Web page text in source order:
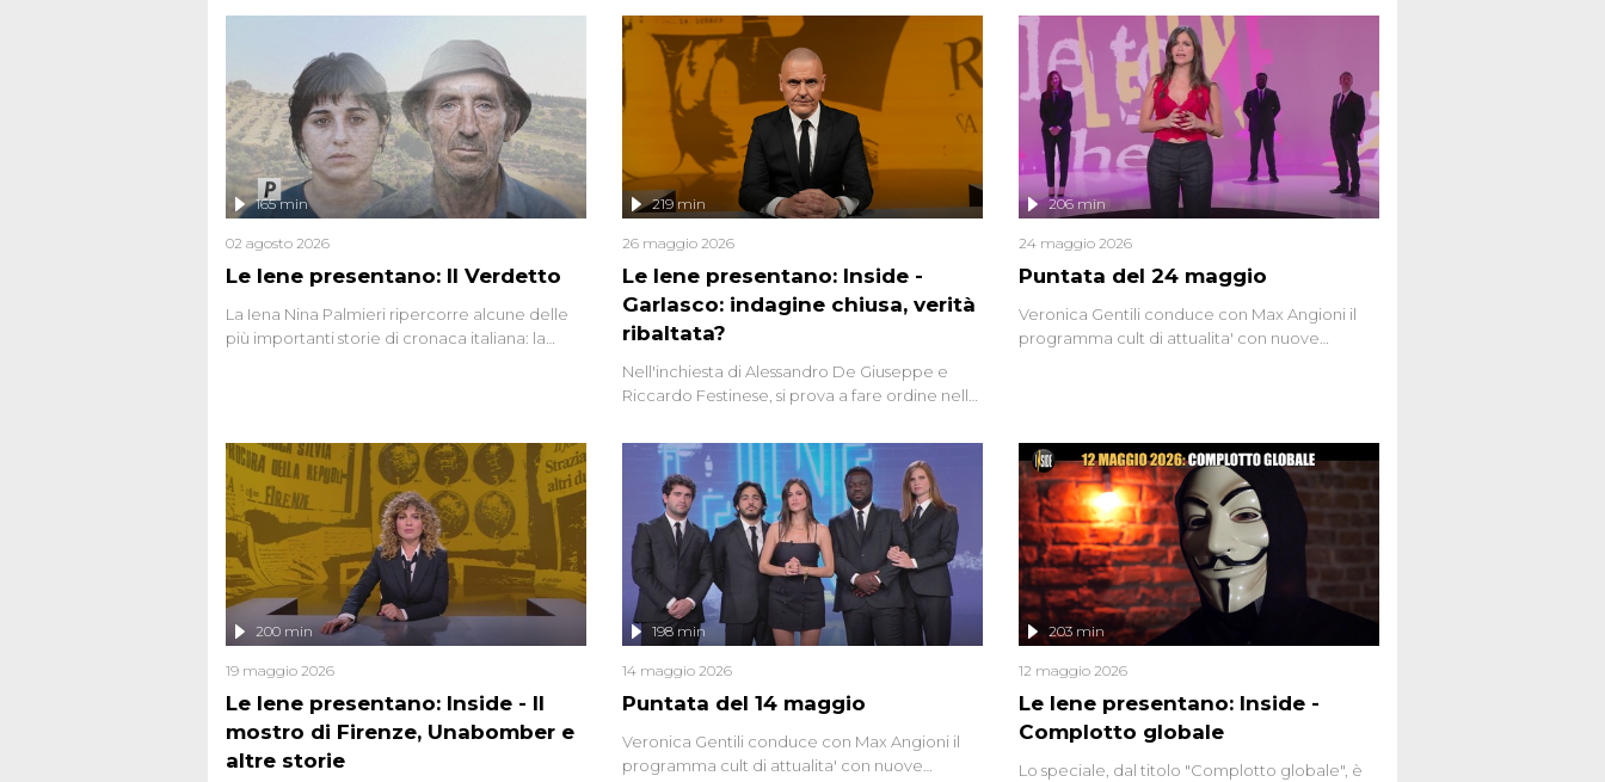
Le Iene presentano: Il Verdetto
165 min
02 agosto 2026
La Iena Nina Palmieri ripercorre alcune delle
più importanti storie di cronaca italiana: la
Le Iene presentano: Inside -
Garlasco: indagine chiusa, verità
ribaltata?
219 min
26 maggio 2026
Nell'inchiesta di Alessandro De Giuseppe e
Riccardo Festinese, si prova a fare ordine nella
continuano a emergere attorno a una delle
vicende giudiziarie più discusse degli ultimi
anni. Lo speciale ricostruisce la vicenda
mettendo in fila testimonianze, errori, dettagli
controversi e i protagonisti di un'indagine che
sembra non avere fine.
Puntata del 24 maggio
206 min
24 maggio 2026
Veronica Gentili conduce con Max Angioni il
programma cult di attualita' con nuove
Le Iene presentano: Inside - Il
mostro di Firenze, Unabomber e
altre storie
200 min
19 maggio 2026
Puntata del 14 maggio
198 min
14 maggio 2026
Veronica Gentili conduce con Max Angioni il
programma cult di attualita' con nuove
Le Iene presentano: Inside -
Complotto globale
203 min
12 maggio 2026
Lo speciale, dal titolo "Complotto globale", è